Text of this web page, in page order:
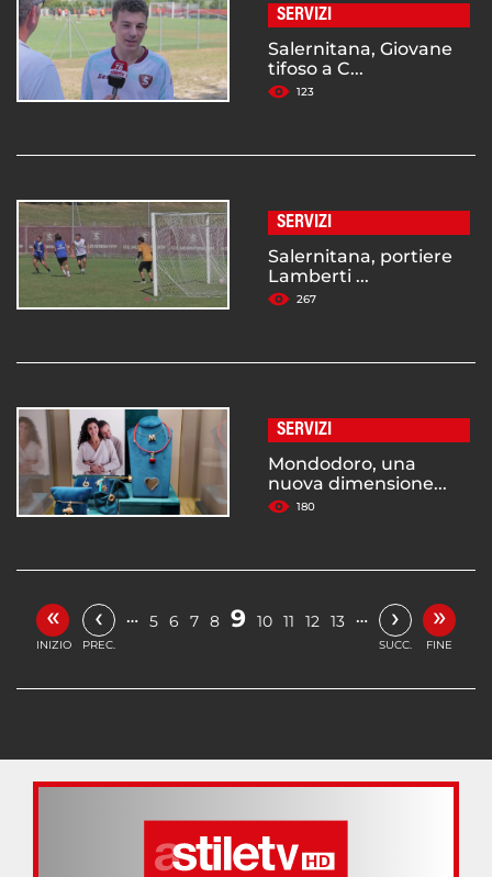
SERVIZI
Salernitana, Giovane
tifoso a C...
123
SERVIZI
Salernitana, portiere
Lamberti ...
267
SERVIZI
Mondodoro, una
nuova dimensione...
180
«
INIZIO
‹
PREC.
… 5 6 7 8 9 10 11 12 13 … ›
SUCC.
»
FINE